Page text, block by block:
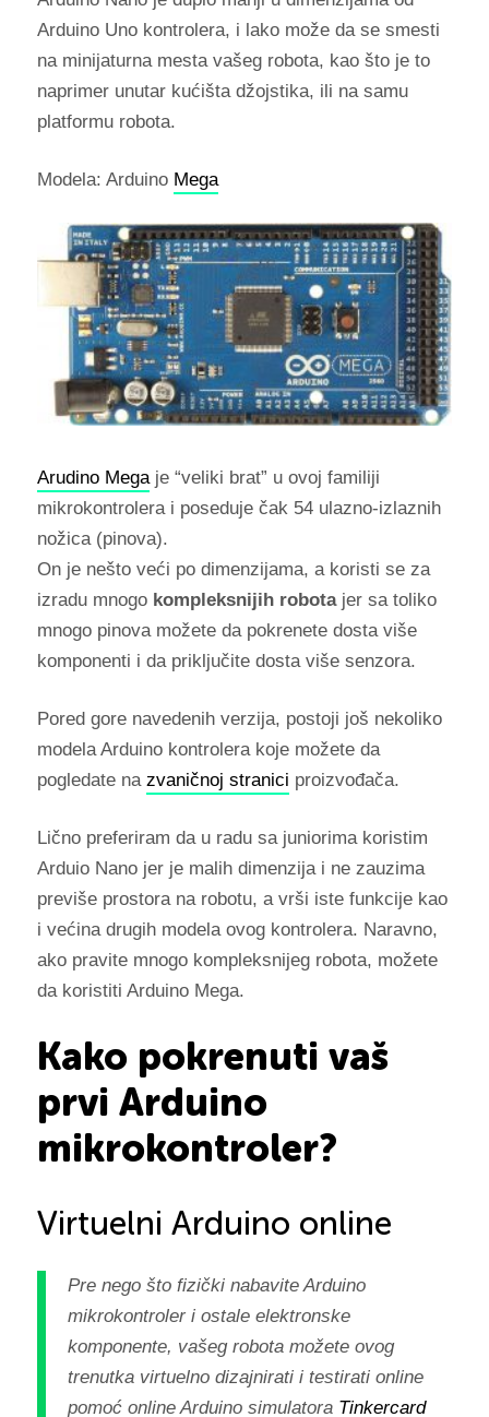
Arduino Uno kontrolera, i lako može da se smesti
na minijaturna mesta vašeg robota, kao što je to
naprimer unutar kućišta džojstika, ili na samu
platformu robota.
Modela: Arduino Mega
Arudino Megaje “veliki brat” u ovoj familiji
mikrokontrolera i poseduje čak 54 ulazno-izlaznih
nožica (pinova).
On je nešto veći po dimenzijama, a koristi se za
izradu mnogo kompleksnijih robotajer sa toliko
mnogo pinova možete da pokrenete dosta više
komponenti i da priključite dosta više senzora.
Pored gore navedenih verzija, postoji još nekoliko
modela Arduino kontrolera koje možete da
pogledate na zvaničnoj stranici proizvođača.
Lično preferiram da u radu sa juniorima koristim
Arduio Nano jer je malih dimenzija i ne zauzima
previše prostora na robotu, a vrši iste funkcije kao
i većina drugih modela ovog kontrolera. Naravno,
ako pravite mnogo kompleksnijeg robota, možete
da koristiti Arduino Mega.
Kako pokrenuti vaš
prvi Arduino
mikrokontroler?
Virtuelni Arduino online
Pre nego što fizički nabavite Arduino
mikrokontroler i ostale elektronske
komponente, vašeg robota možete ovog
trenutka virtuelno dizajnirati i testirati online
pomoć online Arduino simulatora Tinkercard